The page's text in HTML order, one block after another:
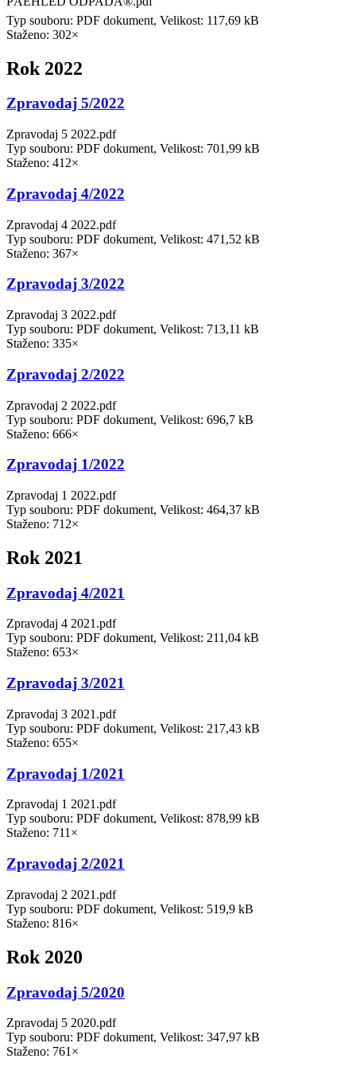
Typ souboru: PDF dokument, Velikost: 117,69 kB
Staženo: 302×
Rok 2022
Zpravodaj 5/2022
Zpravodaj 5 2022.pdf
Typ souboru: PDF dokument, Velikost: 701,99 kB
Staženo: 412×
Zpravodaj 4/2022
Zpravodaj 4 2022.pdf
Typ souboru: PDF dokument, Velikost: 471,52 kB
Staženo: 367×
Zpravodaj 3/2022
Zpravodaj 3 2022.pdf
Typ souboru: PDF dokument, Velikost: 713,11 kB
Staženo: 335×
Zpravodaj 2/2022
Zpravodaj 2 2022.pdf
Typ souboru: PDF dokument, Velikost: 696,7 kB
Staženo: 666×
Zpravodaj 1/2022
Zpravodaj 1 2022.pdf
Typ souboru: PDF dokument, Velikost: 464,37 kB
Staženo: 712×
Rok 2021
Zpravodaj 4/2021
Zpravodaj 4 2021.pdf
Typ souboru: PDF dokument, Velikost: 211,04 kB
Staženo: 653×
Zpravodaj 3/2021
Zpravodaj 3 2021.pdf
Typ souboru: PDF dokument, Velikost: 217,43 kB
Staženo: 655×
Zpravodaj 1/2021
Zpravodaj 1 2021.pdf
Typ souboru: PDF dokument, Velikost: 878,99 kB
Staženo: 711×
Zpravodaj 2/2021
Zpravodaj 2 2021.pdf
Typ souboru: PDF dokument, Velikost: 519,9 kB
Staženo: 816×
Rok 2020
Zpravodaj 5/2020
Zpravodaj 5 2020.pdf
Typ souboru: PDF dokument, Velikost: 347,97 kB
Staženo: 761×